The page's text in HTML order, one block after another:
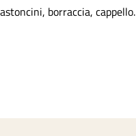
borraccia, cappello.